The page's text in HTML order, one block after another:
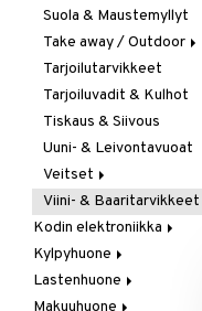
Viinilasit
Whiskey- &
Suola & Maustemyllyt
Take away / Outdoor
Eväslaatikot
Pullot
Termoskannut
Termosmukit
Tarjoilutarvikkeet
Tarjoiluvadit & Kulhot
Tiskaus & Siivous
Uuni- & Leivontavuoat
Veitset
Erityisveitset
Keittiöveitset
Kuorinta- &
Vihannesveitset
Leikkuulaudat
Viini- & Baaritarvikkeet
Kodin elektroniikka
Ääni
Kylpyhuone
Kylpyhuoneen sisustus
Kylpyhuoneen
Lastenhuone
Kylpyhuoneen koristelu
Makuuhuone